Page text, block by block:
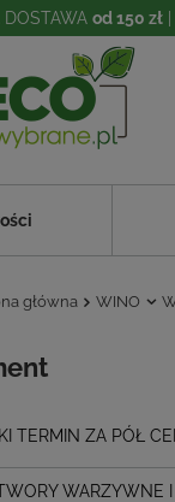
DOSTAWA od 150 zł
główna WINO
TERMIN ZA PÓŁ
WARZYWNE I